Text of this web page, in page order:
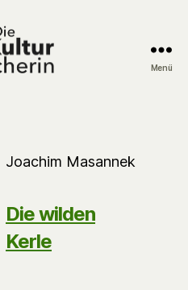
Menü
Joachim Masannek
Die wilden
Kerle